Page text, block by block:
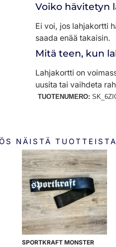
Voiko hävitetyn
Ei voi, jos lahjakortti
saada enää takaisin.
Mitä teen, kun
Lahjakortti on
uusita tai vaihdeta
TUOTENUMERO:
NÄISTÄ
SPORTKRAFT MONSTER